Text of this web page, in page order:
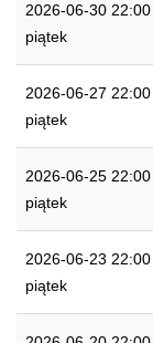
2026-06-30 22:00
piątek
2026-06-27 22:00
piątek
2026-06-25 22:00
piątek
2026-06-23 22:00
piątek